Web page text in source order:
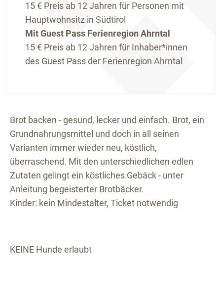
Brot backen - gesund, lecker und einfach. Brot, ein
Grundnahrungsmittel und doch in all seinen
Varianten immer wieder neu, köstlich,
überraschend. Mit den unterschiedlichen edlen
Zutaten gelingt ein köstliches Gebäck - unter
Anleitung begeisterter Brotbäcker.
Kinder: kein Mindestalter, Ticket notwendig
KEINE Hunde erlaubt
15 € Preis ab 12 Jahren für Personen mit
Hauptwohnsitz in Südtirol
Mit Guest Pass Ferienregion Ahrntal
15 € Preis ab 12 Jahren für Inhaber*innen
des Guest Pass der Ferienregion Ahrntal